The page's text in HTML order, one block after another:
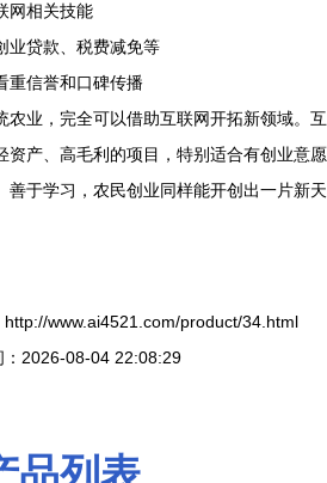
网相关技能
业贷款、税费减免等
重信誉和口碑传播
农业，完全可以借助互联网开拓新领域。互
资产、高毛利的项目，特别适合有创业意愿
善于学习，农民创业同样能开创出一片新天
www.ai4521.com/product/34.html
：2026-08-04 22:08:29
品列表